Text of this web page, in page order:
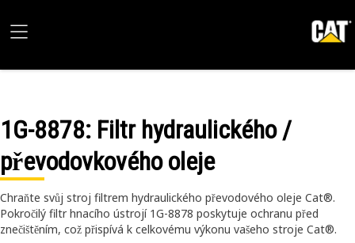
1G-8878: Filtr hydraulického /
převodovkového oleje
Chraňte svůj stroj filtrem hydraulického převodového oleje Cat®.
Pokročilý filtr hnacího ústrojí 1G-8878 poskytuje ochranu před
znečištěním, což přispívá k celkovému výkonu vašeho stroje Cat®.